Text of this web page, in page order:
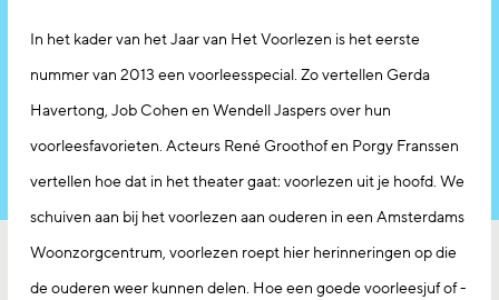
In het kader van het Jaar van Het Voorlezen is het eerste
nummer van 2013 een voorleesspecial. Zo vertellen Gerda
Havertong, Job Cohen en Wendell Jaspers over hun
voorleesfavorieten. Acteurs René Groothof en Porgy Franssen
vertellen hoe dat in het theater gaat: voorlezen uit je hoofd. We
schuiven aan bij het voorlezen aan ouderen in een Amsterdams
Woonzorgcentrum, voorlezen roept hier herinneringen op die
de ouderen weer kunnen delen. Hoe een goede voorleesjuf of -